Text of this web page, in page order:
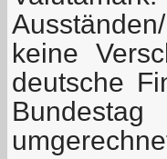
keine
deutsche